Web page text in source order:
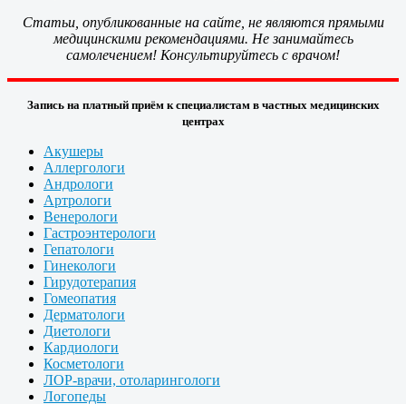
Статьи, опубликованные на сайте, не являются прямыми
медицинскими рекомендациями. Не занимайтесь
самолечением! Консультируйтесь с врачом!
Запись на платный приём к специалистам в частных медицинских
центрах
Акушеры
Аллергологи
Андрологи
Артрологи
Венерологи
Гастроэнтерологи
Гепатологи
Гинекологи
Гирудотерапия
Гомеопатия
Дерматологи
Диетологи
Кардиологи
Косметологи
ЛОР-врачи, отоларингологи
Логопеды